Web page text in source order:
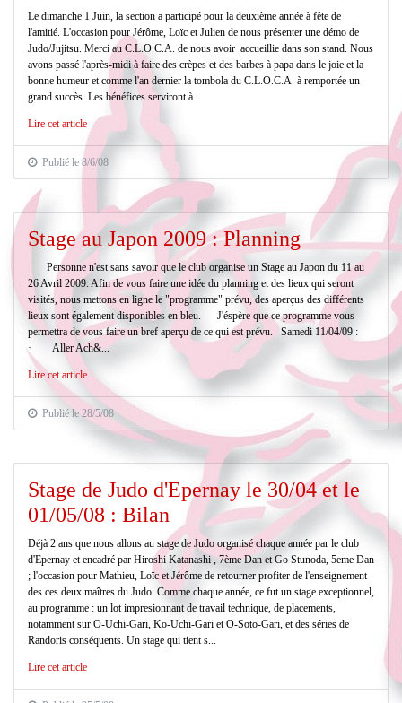
Le dimanche 1 Juin, la section a participé pour la deuxième année à fête de
l'amitié. L'occasion pour Jérôme, Loïc et Julien de nous présenter une démo de
Judo/Jujitsu. Merci au C.L.O.C.A. de nous avoir accueillie dans son stand. Nous
avons passé l'après-midi à faire des crèpes et des barbes à papa dans le joie et la
bonne humeur et comme l'an dernier la tombola du C.L.O.C.A. à remportée un
grand succès. Les bénéfices serviront à...
Lire cet article
Publié le 8/6/08
Stage au Japon 2009 : Planning
Personne n'est sans savoir que le club organise un Stage au Japon du 11 au
26 Avril 2009. Afin de vous faire une idée du planning et des lieux qui seront
visités, nous mettons en ligne le "programme" prévu, des aperçus des différents
lieux sont également disponibles en bleu. J'éspère que ce programme vous
permettra de vous faire un bref aperçu de ce qui est prévu. Samedi 11/04/09 :
· Aller Ach&...
Lire cet article
Publié le 28/5/08
Stage de Judo d'Epernay le 30/04 et le
01/05/08 : Bilan
Déjà 2 ans que nous allons au stage de Judo organisé chaque année par le club
d'Epernay et encadré par Hiroshi Katanashi , 7ème Dan et Go Stunoda, 5eme Dan
; l'occasion pour Mathieu, Loïc et Jérôme de retourner profiter de l'enseignement
des ces deux maîtres du Judo. Comme chaque année, ce fut un stage exceptionnel,
au programme : un lot impresionnant de travail technique, de placements,
notamment sur O-Uchi-Gari, Ko-Uchi-Gari et O-Soto-Gari, et des séries de
Randoris conséquents. Un stage qui tient s...
Lire cet article